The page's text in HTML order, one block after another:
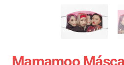
Mamamoo